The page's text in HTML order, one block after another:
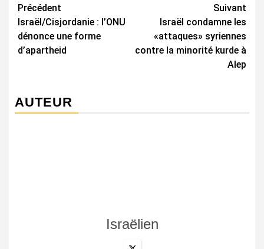
Navigation
d’article
Précédent
Israël/Cisjordanie : l’ONU
dénonce une forme
d’apartheid
Suivant
Israël condamne les
«attaques» syriennes
contre la minorité kurde à
Alep
AUTEUR
Israëlien